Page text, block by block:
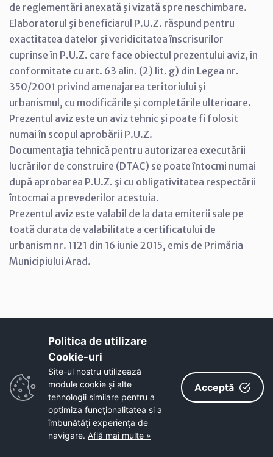
de reglementări anexată şi vizată spre neschimbare.
Elaboratorul şi beneficiarul P.U.Z. răspund pentru
exactitatea datelor şi veridicitatea înscrisurilor
cuprinse în P.U.Z. care face obiectul prezentului aviz, în
conformitate cu art. 63 alin. (2) lit. g) din Legea nr.
350/2001 privind amenajarea teritoriului şi
urbanismul, cu modificările şi completările ulterioare.
Prezentul aviz este un aviz tehnic şi poate fi folosit
numai în scopul aprobării P.U.Z.
Documentaţia tehnică pentru autorizarea executării
lucrărilor de construire (DTAC) se poate întocmi numai
după aprobarea P.U.Z. şi cu obligativitatea respectării
întocmai a prevederilor acestuia.
Prezentul aviz este valabil de la data emiterii sale pe
toată durata de valabilitate a certificatului de
urbanism nr. 1121 din 16 iunie 2015, emis de Primăria
Municipiului Arad.
Arh. Radu Drăgan
Politica de utilizare
Cookie-uri‎
Site-ul nostru utilizează
module cookie și alte
tehnologii similare pentru a
optimiza funcţionalitatea si a
îmbunătăţi experienţa de
navigare. Află mai multe »
Acceptă